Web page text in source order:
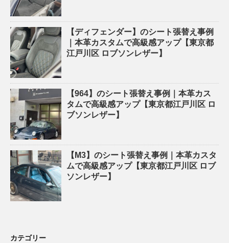
【ディフェンダー】のシート張替え事例
｜本革カスタムで高級感アップ【東京都
江戸川区 ロブソンレザー】
【964】のシート張替え事例｜本革カス
タムで高級感アップ【東京都江戸川区 ロ
ブソンレザー】
【M3】のシート張替え事例｜本革カスタ
ムで高級感アップ【東京都江戸川区 ロブ
ソンレザー】
カテゴリー